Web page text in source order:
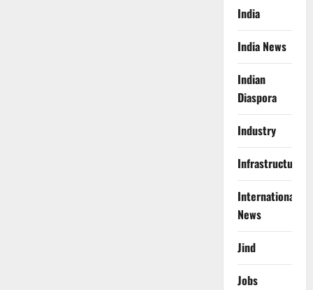
India
India News
Indian
Diaspora
Industry
Infrastructure
International
News
Jind
Jobs